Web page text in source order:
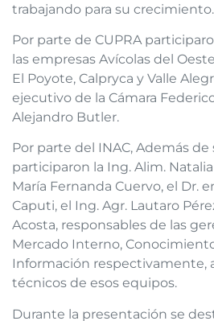
trabajando para su crecimiento.
Por parte de CUPRA
las empresas Avícolas del
El Poyote, Calpryca y Valle
ejecutivo de la Cámara
Alejandro Butler.
Por parte del INAC, Además
participaron la Ing. Alim.
María Fernanda Cuervo, el Dr.
Caputi, el Ing. Agr. Lautaro
Acosta, responsables de las
Mercado Interno,
Información respectivamente,
técnicos de esos equipos.
Durante la presentación se